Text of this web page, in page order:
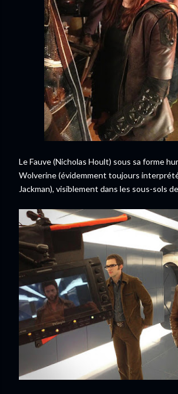
Le Fauve (Nicholas Hoult) sous sa forme
Wolverine (évidemment toujours
Jackman), visiblement dans les sous-sols